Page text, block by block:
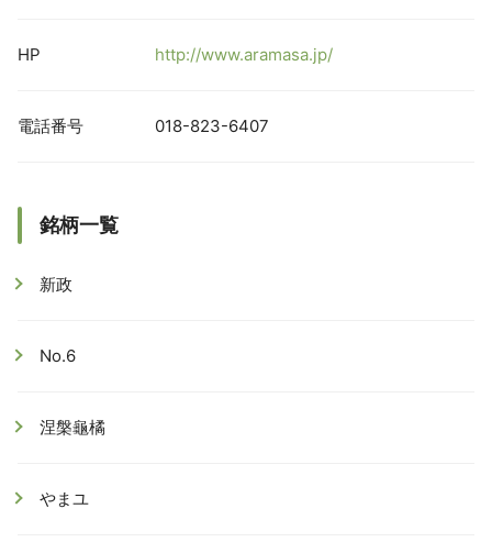
HP http://www.aramasa.jp/
電話番号 018-823-6407
銘柄一覧
新政
No.6
涅槃龜橘
やまユ